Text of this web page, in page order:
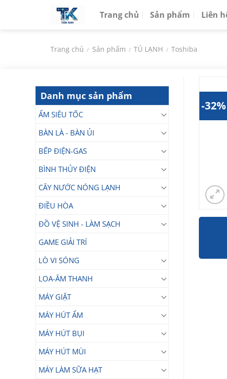
Trang chủ Sản phẩm Liên
Trang chủ / Sản phẩm / TỦ LẠNH / Toshiba
Danh mục sản phẩm
ẤM SIÊU TỐC
BÀN LÀ - BÀN ỦI
BẾP ĐIỆN-GAS
BÌNH THỦY ĐIỆN
CÂY NƯỚC NÓNG LẠNH
ĐIỀU HÒA
ĐỒ VỆ SINH - LÀM SẠCH
GAME GIẢI TRÍ
LÒ VI SÓNG
LOA-ÂM THANH
MÁY GIẶT
MÁY HÚT ẨM
MÁY HÚT BỤI
MÁY HÚT MÙI
MÁY LÀM SỮA HẠT
-32%